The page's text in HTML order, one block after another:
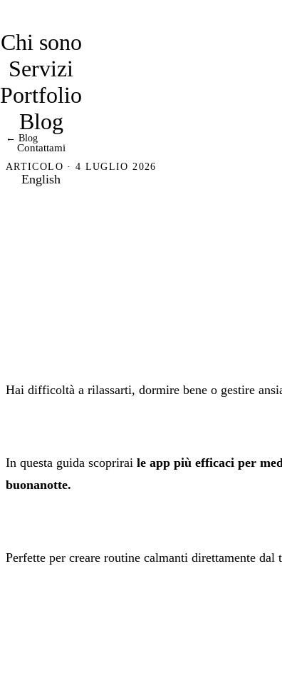
Chi sono
Servizi
Portfolio
Blog
Contattami
English
← Blog
ARTICOLO · 4 LUGLIO 2026
Hai difficoltà a rilassarti, dormire bene o gestire
In questa guida scoprirai le app più efficaci per
buonanotte.
Perfette per creare routine calmanti direttamente dal